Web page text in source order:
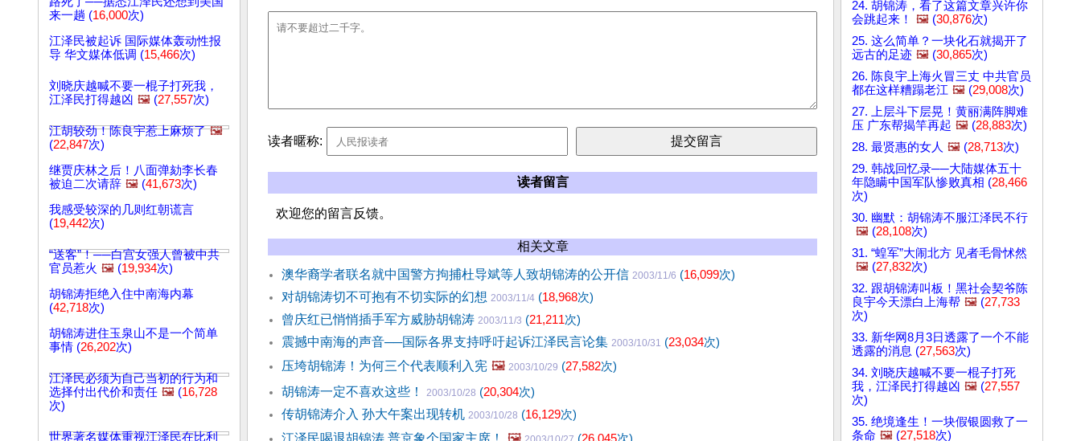
来一趟 (16,000次)
江泽民被起诉 国际媒体轰动性报
导 华文媒体低调 (15,466次)
刘晓庆越喊不要一棍子打死我，
江泽民打得越凶 🖼️ (27,557次)
江胡较劲！陈良宇惹上麻烦了 🖼️
(22,847次)
继贾庆林之后！八面弹劾李长春
被迫二次请辞 🖼️ (41,673次)
我感受较深的几则红朝谎言
(19,442次)
“送客”！──白宫女强人曾被中共
官员惹火 🖼️ (19,934次)
胡锦涛拒绝入住中南海内幕
(42,718次)
胡锦涛进住玉泉山不是一个简单
事情 (26,202次)
江泽民必须为自己当初的行为和
选择付出代价和责任 🖼️ (16,728
次)
世界著名媒体重视江泽民在比利
读者暱称:
读者留言
欢迎您的留言反馈。
相关文章
澳华裔学者联名就中国警方拘捕杜导斌等人致胡锦涛的公开信 2003/11/6 (16,099次)
对胡锦涛切不可抱有不切实际的幻想 2003/11/4 (18,968次)
曾庆红已悄悄插手军方威胁胡锦涛 2003/11/3 (21,211次)
震撼中南海的声音──国际各界支持呼吁起诉江泽民言论集 2003/10/31 (23,034次)
压垮胡锦涛！为何三个代表顺利入宪 🖼️ 2003/10/29 (27,582次)
胡锦涛一定不喜欢这些！
2003/10/28 (20,304次)
传胡锦涛介入 孙大午案出现转机 2003/10/28 (16,129次)
江泽民喝退胡锦涛 普京象个国家主席！
🖼️ (26,045次)
24. 胡锦涛，看了这篇文章兴许你
会跳起来！
🖼️ (30,876次)
25. 这么简单？一块化石就揭开了
远古的足迹 🖼️ (30,865次)
26. 陈良宇上海火冒三丈 中共官员
都在这样糟蹋老江 🖼️ (29,008次)
27. 上层斗下层晃！黄丽满阵脚难
压 广东帮揭竿再起 🖼️ (28,883次)
28. 最贤惠的女人 🖼️ (28,713次)
29. 韩战回忆录──大陆媒体五十
年隐瞒中国军队惨败真相 (28,466
次)
30. 幽默：胡锦涛不服江泽民不行
🖼️ (28,108次)
31. “蝗军”大闹北方 见者毛骨怵然
🖼️ (27,832次)
32. 跟胡锦涛叫板！黑社会契爷陈
良宇今天漂白上海帮 🖼️ (27,733
次)
33. 新华网8月3日透露了一个不能
透露的消息 (27,563次)
34. 刘晓庆越喊不要一棍子打死
我，江泽民打得越凶 🖼️ (27,557
次)
35. 绝境逢生！一块假银圆救了一
条命 🖼️ (27,518次)